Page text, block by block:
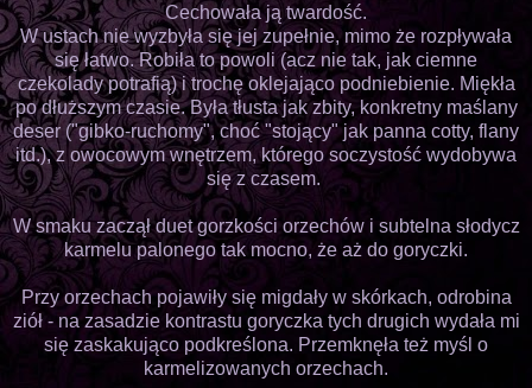
Cechowała ją twardość.
W ustach nie wyzbyła się jej zupełnie, mimo że rozpływała
się łatwo. Robiła to powoli (acz nie tak, jak ciemne
czekolady potrafią) i trochę oklejająco podniebienie. Miękła
po dłuższym czasie. Była tłusta jak zbity, konkretny maślany
deser ("gibko-ruchomy", choć "stojący" jak panna cotty, flany
itd.), z owocowym wnętrzem, którego soczystość wydobywa
się z czasem.
W smaku zaczął duet gorzkości orzechów i subtelna słodycz
karmelu palonego tak mocno, że aż do goryczki.
Przy orzechach pojawiły się migdały w skórkach, odrobina
ziół - na zasadzie kontrastu goryczka tych drugich wydała mi
się zaskakująco podkreślona. Przemknęła też myśl o
karmelizowanych orzechach.